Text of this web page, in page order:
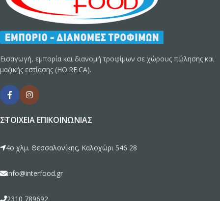
Εισαγωγή, εμπορία και διανομή τροφίμων σε χώρους πώλησης και
μαζικής εστίασης (HO.RE.CA).
ΣΤΟΙΧΕΊΑ ΕΠΙΚΟΙΝΩΝΊΑΣ
4ο χλμ. Θεσσαλονίκης, Καλοχώρι 546 28
info@interfood.gr
2310 789692